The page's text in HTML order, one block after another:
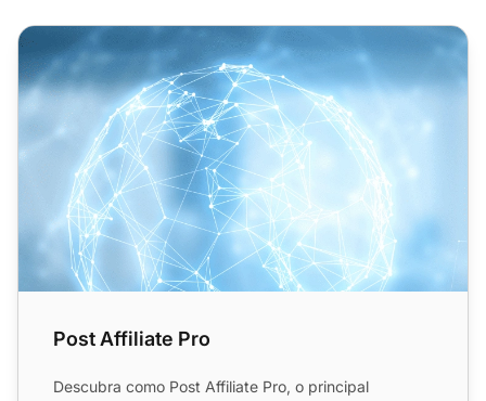
Post Affiliate Pro
Post Affiliate Pro
Descubra como Post Affiliate Pro, o principal